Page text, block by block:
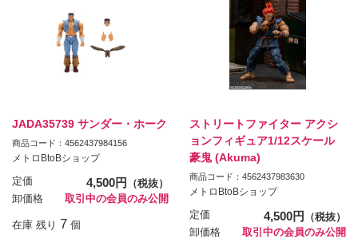
JADA35739 サンダー・ホーク
商品コード：4562437984156
メトロBtoBショップ
定価 4,500円
（税抜）
卸価格
取引中の会員のみ公開
在庫 残り 7 個
ストリートファイター アクシ
ョンフィギュア1/12スケール
豪鬼 (Akuma)
商品コード：4562437983630
メトロBtoBショップ
定価 4,500円
（税抜）
卸価格
取引中の会員のみ公開